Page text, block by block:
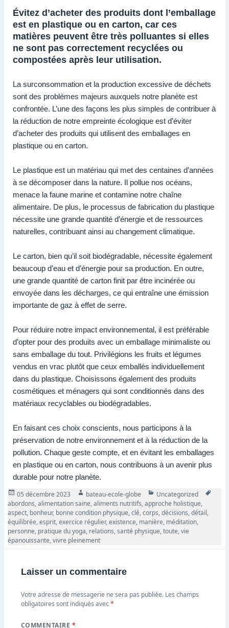
Évitez d’acheter des produits dont l’emballage
est en plastique ou en carton, car ces
matières peuvent être très polluantes si elles
ne sont pas correctement recyclées ou
compostées après leur utilisation.
La surconsommation et la production excessive de déchets
sont des problèmes majeurs auxquels notre planète est
confrontée. L’une des façons les plus simples de contribuer à
la réduction de notre empreinte écologique est d’éviter
d’acheter des produits qui utilisent des emballages en
plastique ou en carton.
Le plastique est un matériau qui met des centaines d’années
à se décomposer dans la nature. Il pollue nos océans,
menace la faune marine et contamine notre chaîne
alimentaire. De plus, le processus de fabrication du plastique
nécessite une grande quantité d’énergie et de ressources
naturelles, contribuant ainsi au changement climatique.
Le carton, bien qu’il soit biodégradable, nécessite également
beaucoup d’eau et d’énergie pour sa production. En outre,
une grande quantité de carton finit par être incinérée ou
envoyée dans les décharges, ce qui entraîne une émission
importante de gaz à effet de serre.
Pour réduire notre impact environnemental, il est préférable
d’opter pour des produits avec un emballage minimaliste ou
sans emballage du tout. Privilégions les fruits et légumes
vendus en vrac plutôt que ceux emballés individuellement
dans du plastique. Choisissons également des produits
cosmétiques et ménagers qui sont conditionnés dans des
matériaux recyclables ou biodégradables.
En faisant ces choix conscients, nous participons à la
préservation de notre environnement et à la réduction de la
pollution. Chaque geste compte, et en évitant les emballages
en plastique ou en carton, nous contribuons à un avenir plus
durable pour notre planète.
Publié
le
05 décembre 2023 Auteur
bateau-ecole-globe Catégories
Uncategorized
abordons,alimentation saine,aliments nutritifs,approche holistique,
aspect, bonheur, bonne condition physique,clé,corps,décisions,détail,
équilibrée,esprit,exercice régulier,existence, manière, méditation,
personne, pratique du yoga, relations,santé physique,toute,vie
épanouissante,vivre pleinement
Laisser un commentaire
Votre adresse de messagerie ne sera pas publiée. Les champs
obligatoires sont indiqués avec*
COMMENTAIRE *